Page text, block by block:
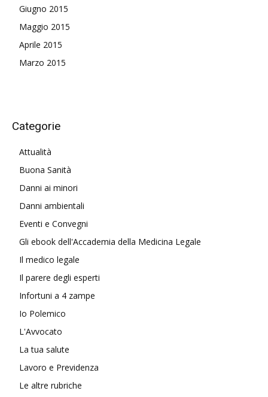
Giugno 2015
Maggio 2015
Aprile 2015
Marzo 2015
Categorie
Attualità
Buona Sanità
Danni ai minori
Danni ambientali
Eventi e Convegni
Gli ebook dell'Accademia della Medicina Legale
Il medico legale
Il parere degli esperti
Infortuni a 4 zampe
Io Polemico
L'Avvocato
La tua salute
Lavoro e Previdenza
Le altre rubriche